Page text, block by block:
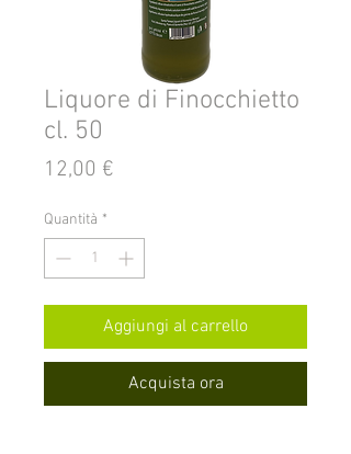
Liquore di Finocchietto
cl. 50
12,00 €
Quantità *
Aggiungi al carrello
Acquista ora